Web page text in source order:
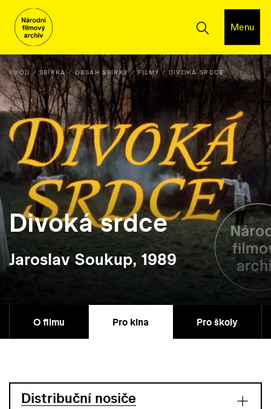
Menu
ÚVOD SBÍRKA OBSAH SBÍRKY FILMY DIVOKÁ SRDCE
Divoká srdce
Jaroslav Soukup, 1989
O filmu Pro kina Pro školy
Distribuční nosiče